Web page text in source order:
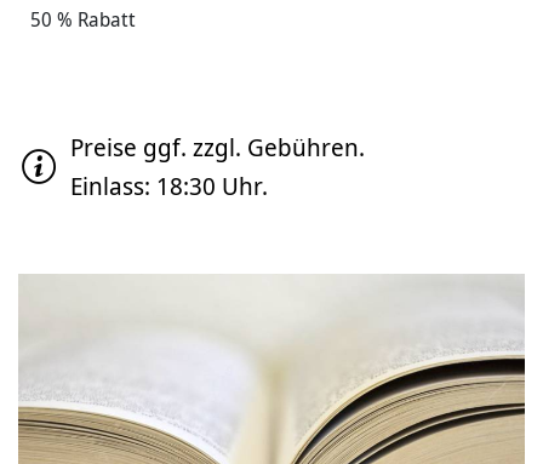
50 % Rabatt
Preise ggf. zzgl. Gebühren.
Einlass: 18:30 Uhr.